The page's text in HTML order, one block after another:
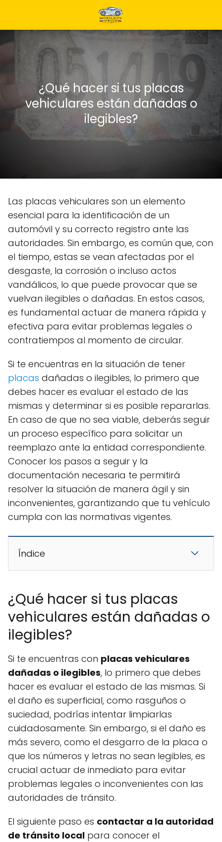
¿Qué hacer si tus placas
vehiculares están dañadas o
ilegibles?
Las placas vehiculares son un elemento
esencial para la identificación de un
automóvil y su correcto registro ante las
autoridades. Sin embargo, es común que, con
el tiempo, estas se vean afectadas por el
desgaste, la corrosión o incluso actos
vandálicos, lo que puede provocar que se
vuelvan ilegibles o dañadas. En estos casos,
es fundamental actuar de manera rápida y
efectiva para evitar problemas legales o
contratiempos al momento de circular.
Si te encuentras en la situación de tener
placas dañadas o ilegibles, lo primero que
debes hacer es evaluar el estado de las
mismas y determinar si es posible repararlas.
En caso de que no sea viable, deberás seguir
un proceso específico para solicitar un
reemplazo ante la entidad correspondiente.
Conocer los pasos a seguir y la
documentación necesaria te permitirá
resolver la situación de manera ágil y sin
inconvenientes, garantizando que tu vehículo
cumpla con las normativas vigentes.
Índice
¿Qué hacer si tus placas
vehiculares están dañadas o
ilegibles?
Si te encuentras con placas vehiculares
dañadas o ilegibles, lo primero que debes
hacer es evaluar el estado de las mismas. Si
el daño es superficial, como rasguños o
suciedad, podrías intentar limpiarlas
cuidadosamente. Sin embargo, si el daño es
más severo, como el desgarro de la placa o
que los números y letras no sean legibles, es
crucial actuar de inmediato para evitar
problemas legales o inconvenientes con las
autoridades de tránsito.
El siguiente paso es contactar a la autoridad
de tránsito local para conocer el